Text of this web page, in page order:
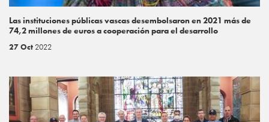
Las instituciones públicas vascas desembolsaron en 2021 más de
74,2 millones de euros a cooperación para el desarrollo
27 Oct 2022